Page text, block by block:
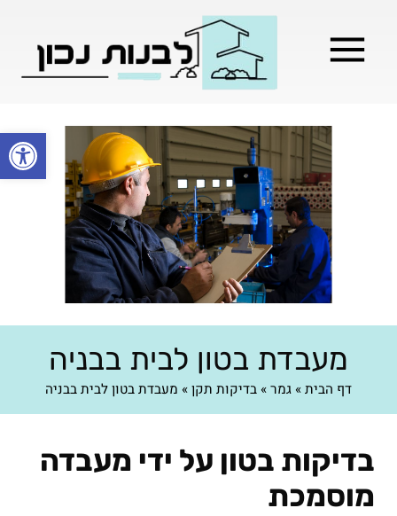
פתח
מעבדת בטון לבית בבניה
דף הבית» גמר» בדיקות תקן» מעבדת בטון לבית בבניה
בדיקות בטון על ידי מעבדה
מוסמכת